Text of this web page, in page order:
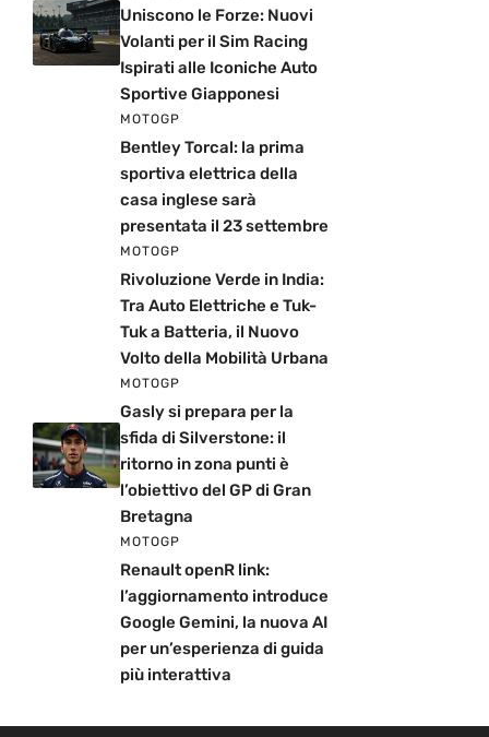
Uniscono le Forze: Nuovi
Volanti per il Sim Racing
Ispirati alle Iconiche Auto
Sportive Giapponesi
MOTOGP
Bentley Torcal: la prima
sportiva elettrica della
casa inglese sarà
presentata il 23 settembre
MOTOGP
Rivoluzione Verde in India:
Tra Auto Elettriche e Tuk-
Tuk a Batteria, il Nuovo
Volto della Mobilità Urbana
MOTOGP
Gasly si prepara per la
sfida di Silverstone: il
ritorno in zona punti è
l’obiettivo del GP di Gran
Bretagna
MOTOGP
Renault openR link:
l’aggiornamento introduce
Google Gemini, la nuova AI
per un’esperienza di guida
più interattiva